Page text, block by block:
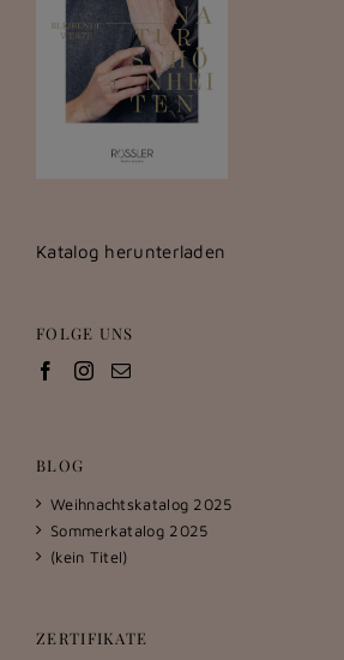
Katalog herunterladen
FOLGE UNS
BLOG
Weihnachtskatalog 2025
Sommerkatalog 2025
(kein Titel)
ZERTIFIKATE